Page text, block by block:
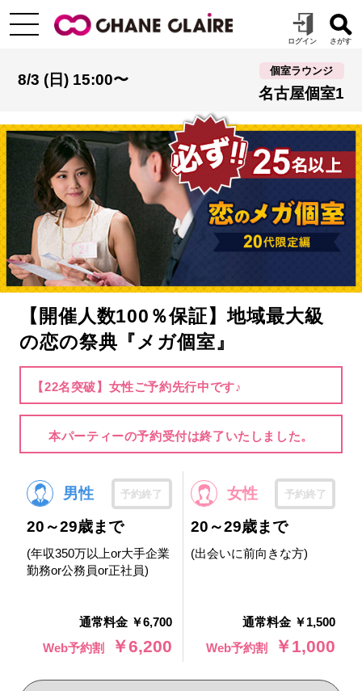
8/3 (日) 15:00〜
個室ラウンジ
名古屋個室1
【開催人数100％保証】地域最大級
の恋の祭典『メガ個室』
【22名突破】女性ご予約先行中です♪
本パーティーの予約受付は終了いたしました。
男性 予約終了
20～29歳まで
(年収350万以上or大手企業
勤務or公務員or正社員)
通常料金 ￥6,700
Web予約割
￥6,200
女性 予約終了
20～29歳まで
(出会いに前向きな方)
通常料金 ￥1,500
Web予約割
￥1,000